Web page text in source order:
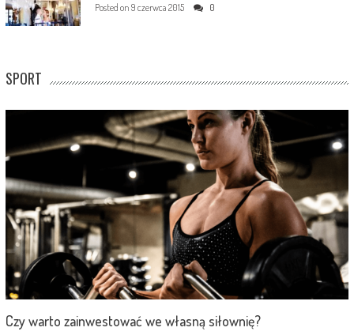
Posted on 9 czerwca 2015 0
SPORT
Czy warto zainwestować we własną siłownię?